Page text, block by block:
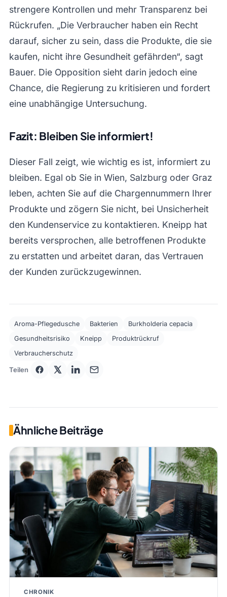
strengere Kontrollen und mehr Transparenz bei
Rückrufen. „Die Verbraucher haben ein Recht
darauf, sicher zu sein, dass die Produkte, die sie
kaufen, nicht ihre Gesundheit gefährden“, sagt
Bauer. Die Opposition sieht darin jedoch eine
Chance, die Regierung zu kritisieren und fordert
eine unabhängige Untersuchung.
Fazit: Bleiben Sie informiert!
Dieser Fall zeigt, wie wichtig es ist, informiert zu
bleiben. Egal ob Sie in Wien, Salzburg oder Graz
leben, achten Sie auf die Chargennummern Ihrer
Produkte und zögern Sie nicht, bei Unsicherheit
den Kundenservice zu kontaktieren. Kneipp hat
bereits versprochen, alle betroffenen Produkte
zu erstatten und arbeitet daran, das Vertrauen
der Kunden zurückzugewinnen.
Aroma-Pflegedusche Bakterien
Burkholderia cepacia
Gesundheitsrisiko
Kneipp
Produktrückruf
Verbraucherschutz
Teilen
Ähnliche Beiträge
CHRONIK